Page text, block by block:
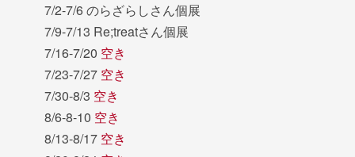
7/2-7/6 のらざらしさん個展
7/9-7/13 Re;treatさん個展
7/16-7/20 空き
7/23-7/27 空き
7/30-8/3 空き
8/6-8-10 空き
8/13-8/17 空き